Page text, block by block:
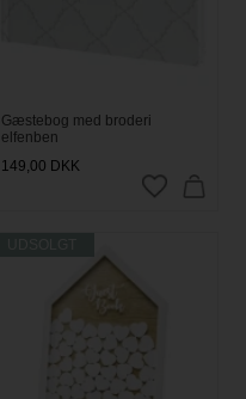
Gæstebog med broderi
elfenben
149,00 DKK